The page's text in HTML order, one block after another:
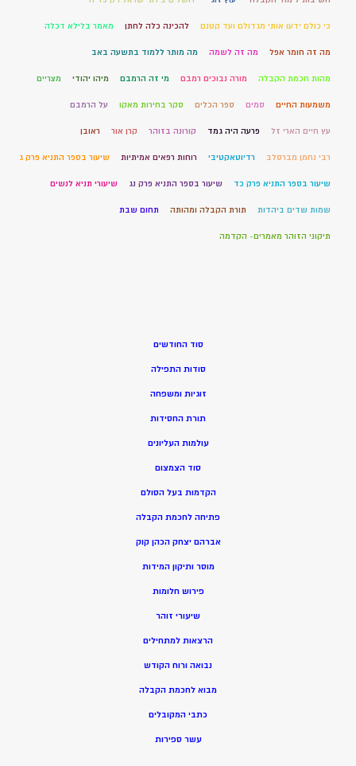
כי כולם ידעו אותי מגדולם ועד קטנם להכינה כלה לחתן מאמר בלילא דכלה
מה זה חומר אפל מה זה לשמה מה מותר ללמוד בתשעה באב
מהות חכמת הקבלה מורה נבוכים רמבם מי זה הרמבם מיהו יהודי מצריים
משמעות החיים סמים ספר הכלים סקר בחירות מאקו על הרמבם
עץ חיים הארי זל פרעה היה גמד קורונה בזוהר קרן אור ראובן
רבי נחמן מברסלב רדיוטאקטיבי רוחות רפאים אמיתיות שיעור בספר התניא פרק ג
שיעור בספר התניא פרק כד שיעור בספר התניא פרק נג שיעורי תניא לנשים
שמות שדים ביהדות תורת הקבלה ומהותה תחום שבת
תיקוני הזוהר מאמרים- הקדמה
סוד החודשים
סודות התפילה
זוגיות ומשפחה
תורת החסידות
עולמות העליונים
סוד הצמצום
הקדמות בעל הסולם
פתיחה לחכמת הקבלה
אברהם יצחק הכהן קוק
מוסר ותיקון המידות
פירוש חלומות
שיעורי זוהר
הרצאות למתחילים
נבואה ורוח הקודש
מבוא לחכמת הקבלה
כתבי המקובלים
עשר ספירות